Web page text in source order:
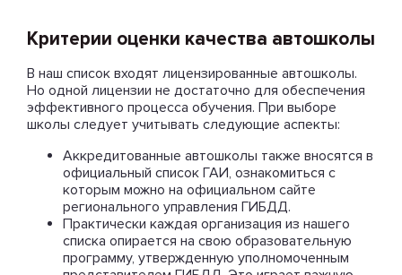
Критерии оценки качества автошколы
В наш список входят лицензированные автошколы.
Но одной лицензии не достаточно для обеспечения
эффективного процесса обучения. При выборе
школы следует учитывать следующие аспекты:
Аккредитованные автошколы также вносятся в
официальный список ГАИ, ознакомиться с
которым можно на официальном сайте
регионального управления ГИБДД.
Практически каждая организация из нашего
списка опирается на свою образовательную
программу, утвержденную уполномоченным